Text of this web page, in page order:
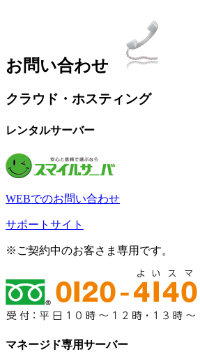
お問い合わせ
クラウド・ホスティング
レンタルサーバー
WEBでのお問い合わせ
サポートサイト
※ご契約中のお客さま専用です。
マネージド専用サーバー